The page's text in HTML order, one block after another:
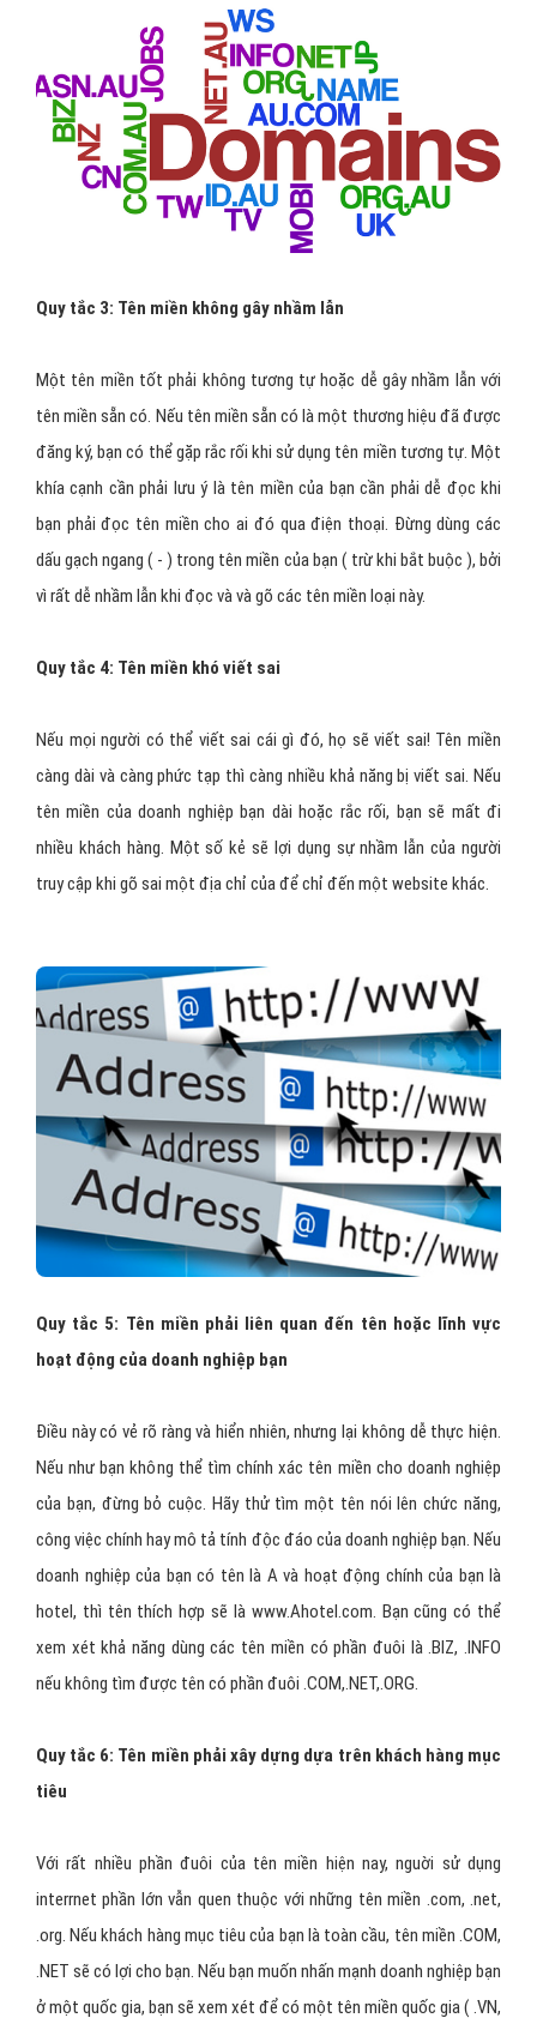
Quy tắc 3: Tên miền không gây nhầm lẫn
Một tên miền tốt phải không tương tự hoặc dễ gây nhầm lẫn với
tên miền sẵn có. Nếu tên miền sẵn có là một thương hiệu đã được
đăng ký, bạn có thể gặp rắc rối khi sử dụng tên miền tương tự. Một
khía cạnh cần phải lưu ý là tên miền của bạn cần phải dễ đọc khi
bạn phải đọc tên miền cho ai đó qua điện thoại. Đừng dùng các
dấu gạch ngang ( - ) trong tên miền của bạn ( trừ khi bắt buộc ), bởi
vì rất dễ nhầm lẫn khi đọc và và gõ các tên miền loại này.
Quy tắc 4: Tên miền khó viết sai
Nếu mọi người có thể viết sai cái gì đó, họ sẽ viết sai! Tên miền
càng dài và càng phức tạp thì càng nhiều khả năng bị viết sai. Nếu
tên miền của doanh nghiệp bạn dài hoặc rắc rối, bạn sẽ mất đi
nhiều khách hàng. Một số kẻ sẽ lợi dụng sự nhầm lẫn của người
truy cập khi gõ sai một địa chỉ của để chỉ đến một website khác.
Quy tắc 5: Tên miền phải liên quan đến tên hoặc lĩnh vực
hoạt động của doanh nghiệp bạn
Điều này có vẻ rõ ràng và hiển nhiên, nhưng lại không dễ thực hiện.
Nếu như bạn không thể tìm chính xác tên miền cho doanh nghiệp
của bạn, đừng bỏ cuộc. Hãy thử tìm một tên nói lên chức năng,
công việc chính hay mô tả tính độc đáo của doanh nghiệp bạn. Nếu
doanh nghiệp của bạn có tên là A và hoạt động chính của bạn là
hotel, thì tên thích hợp sẽ là www.Ahotel.com. Bạn cũng có thể
xem xét khả năng dùng các tên miền có phần đuôi là .BIZ, .INFO
nếu không tìm được tên có phần đuôi .COM,.NET,.ORG.
Quy tắc 6: Tên miền phải xây dựng dựa trên khách hàng mục
tiêu
Với rất nhiều phần đuôi của tên miền hiện nay, nguời sử dụng
interrnet phần lớn vẫn quen thuộc với những tên miền .com, .net,
.org. Nếu khách hàng mục tiêu của bạn là toàn cầu, tên miền .COM,
.NET sẽ có lợi cho bạn. Nếu bạn muốn nhấn mạnh doanh nghiệp bạn
ở một quốc gia, bạn sẽ xem xét để có một tên miền quốc gia ( .VN,